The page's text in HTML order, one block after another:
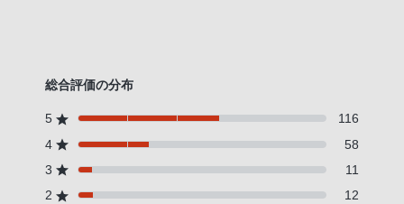
総合評価の分布
5
116
4
58
3
11
2
12